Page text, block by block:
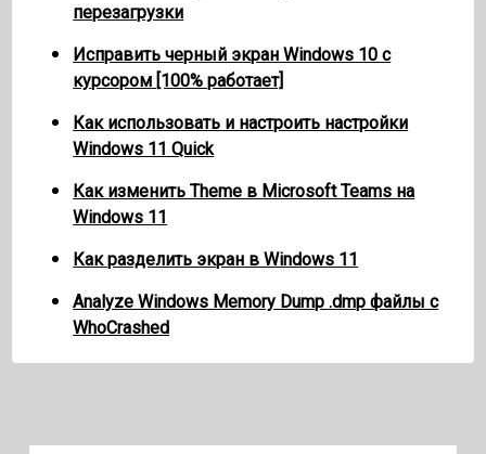
перезагрузки
Исправить черный экран Windows 10 с
курсором [100% работает]
Как использовать и настроить настройки
Windows 11 Quick
Как изменить Theme в Microsoft Teams на
Windows 11
Как разделить экран в Windows 11
Analyze Windows Memory Dump .dmp файлы с
WhoCrashed